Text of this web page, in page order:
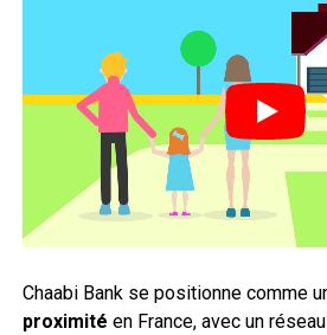
Chaabi Bank se positionne comme
proximité en France, avec un